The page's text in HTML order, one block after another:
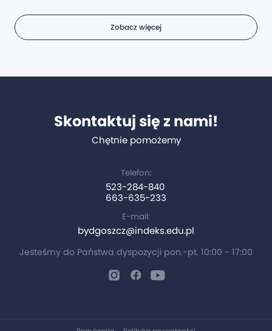
Zobacz więcej
Skontaktuj się z nami!
Chętnie pomożemy
Telefon:
523-284-840
663-635-233
E-mail:
bydgoszcz@indeks.edu.pl
Jesteśmy do Państwa dyspozycji pon.-pt. 10:00 - 17:00